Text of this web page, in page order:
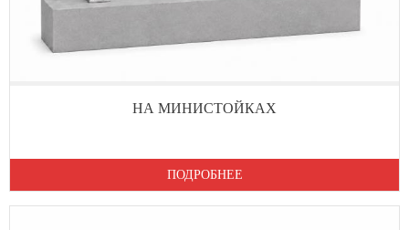
НА МИНИСТОЙКАХ
ПОДРОБНЕЕ